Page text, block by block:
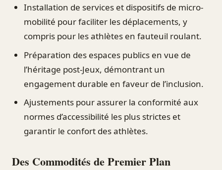
Installation de services et dispositifs de micro-
mobilité pour faciliter les déplacements, y
compris pour les athlètes en fauteuil roulant.
Préparation des espaces publics en vue de
l’héritage post-Jeux, démontrant un
engagement durable en faveur de l’inclusion.
Ajustements pour assurer la conformité aux
normes d’accessibilité les plus strictes et
garantir le confort des athlètes.
Des Commodités de Premier Plan